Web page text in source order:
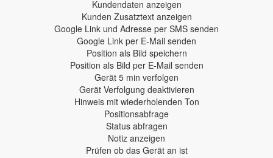
Kundendaten anzeigen
Kunden Zusatztext anzeigen
Google Link und Adresse per SMS senden
Google Link per E-Mail senden
Position als Bild speichern
Position als Bild per E-Mail senden
Gerät 5 min verfolgen
Gerät Verfolgung deaktivieren
Hinweis mit wiederholenden Ton
Positionsabfrage
Status abfragen
Notiz anzeigen
Prüfen ob das Gerät an ist